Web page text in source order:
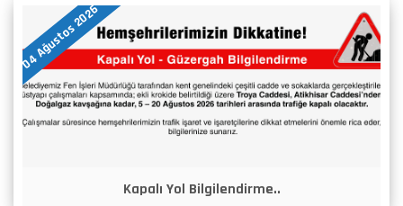
04 Ağustos 2026
Kapalı Yol Bilgilendirme..